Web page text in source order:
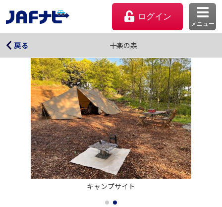
ログイン
メニュー
マイページ
戻る 十楽の森
十楽の森
キャンプサイト